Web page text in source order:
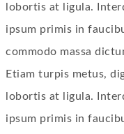
lobortis at ligula.
ipsum primis in
commodo massa
Etiam turpis metus,
lobortis at ligula.
ipsum primis in